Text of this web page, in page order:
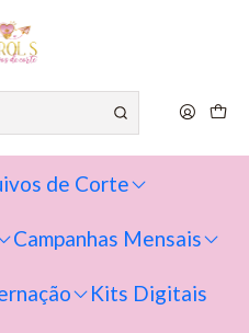
de Corte
Campanhas Mensais
Kits Digitais